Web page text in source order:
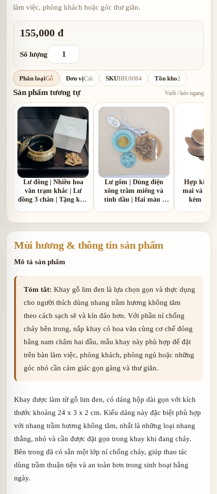
làm việc, phòng khách hoặc góc thư giãn.
155,000 đ
Số lượng
Phân loạiGỗ Đơn vịCái SKUHH.0084 Tồn kho2
Sản phẩm tương tự Vuốt / kéo ngang
Lư đồng | Nhiều hoa
văn trạm khắc | Lư
đồng 3 chân | Tặng kèm
Lư gốm | Dùng điện
xông trầm miếng và
tinh dầu | Hai màu |
Hợp kim |
mai và hoa
kèm 1
Mùi hương & thông tin sản phẩm
Mô tả sản phẩm
Tóm tắt: Khay gỗ lim đen là lựa chọn gọn và thực dụng
cho người thích dùng nhang trầm hương không tăm
theo cách sạch sẽ và kín đáo hơn. Với phần nỉ chống
cháy bên trong, nắp khay có hoa văn cùng cơ chế đóng
bằng nam châm hai đầu, mẫu khay này phù hợp để đặt
trên bàn làm việc, phòng khách, phòng ngủ hoặc những
góc nhỏ cần cảm giác gọn gàng và thư giãn.
Khay được làm từ gỗ lim đen, có dáng hộp dài gọn với kích
thước khoảng 24 x 3 x 2 cm. Kiểu dáng này đặc biệt phù hợp
với nhang trầm hương không tăm, nhất là những loại nhang
thẳng, nhỏ và cần được đặt gọn trong khay khi đang cháy.
Bên trong đã có sẵn một lớp nỉ chống cháy, giúp thao tác
dùng trầm thuận tiện và an toàn hơn trong sinh hoạt hằng
ngày.